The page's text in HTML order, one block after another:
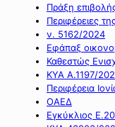
Πράξη
Περιφέρειες
ν. 5162/2024
Εφάπαξ
Καθεστώς
ΚΥΑ Α.1197/
Περιφέρεια
ΟΑΕΔ
Εγκύκλιος